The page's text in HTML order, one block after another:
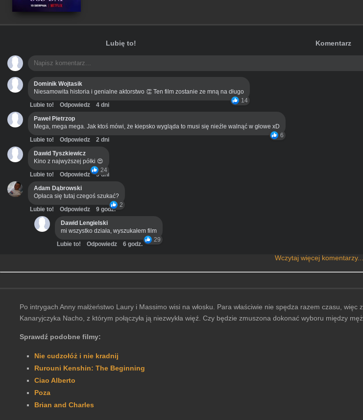
Lubię to! Komentarz
Dominik Wojtasik
Niesamowita historia i genialne aktorstwo 👏 Ten film zostanie ze mną na długo
14
Lubie to! Odpowiedz
4 dni
Paweł Pietrzop
Mega, mega mega. Jak ktoś mówi, że kiepsko wygląda to musi się nieźle walnąć w głowe xD
6
Lubie to! Odpowiedz
2 dni
Dawid Tyszkiewicz
Kino z najwyższej półki 😍
24
Lubie to! Odpowiedz
3 dni
Adam Dąbrowski
Opłaca się tutaj czegoś szukać?
2
Lubie to! Odpowiedz
9 godz.
Dawid Lengielski
mi wszystko działa, wyszukałem film
29
Lubie to! Odpowiedz 6 godz.
Wczytaj więcej
Po intrygach Anny małżeństwo Laury i Massimo wisi na włosku. Para właściwie nie spędza razem czasu,
Kanaryjczyka Nacho, z którym połączyła ją niezwykła więź. Czy będzie zmuszona dokonać wyboru między
Sprawdź podobne filmy:
Nie cudzołóż i nie kradnij
Rurouni Kenshin: The Beginning
Ciao Alberto
Poza
Brian and Charles